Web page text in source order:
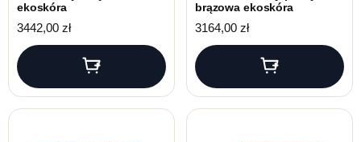
ekoskóra
3442,00 zł
brązowa ekoskóra
3164,00 zł